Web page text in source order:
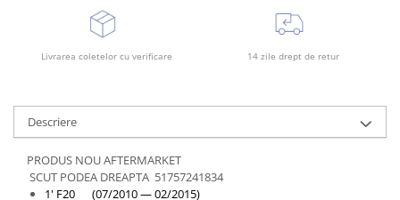
Livrarea coletelor cu verificare 14 zile drept de retur
Descriere
PRODUS NOU AFTERMARKET
SCUT PODEA DREAPTA 51757241834
1' F20 (07/2010 — 02/2015)